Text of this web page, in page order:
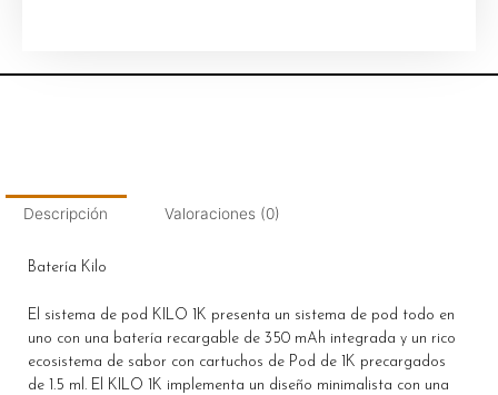
Descripción Valoraciones (0)
Batería Kilo
El sistema de pod KILO 1K presenta un sistema de pod todo en
uno con una batería recargable de 350 mAh integrada y un rico
ecosistema de sabor con cartuchos de Pod de 1K precargados
de 1.5 ml. El KILO 1K implementa un diseño minimalista con una